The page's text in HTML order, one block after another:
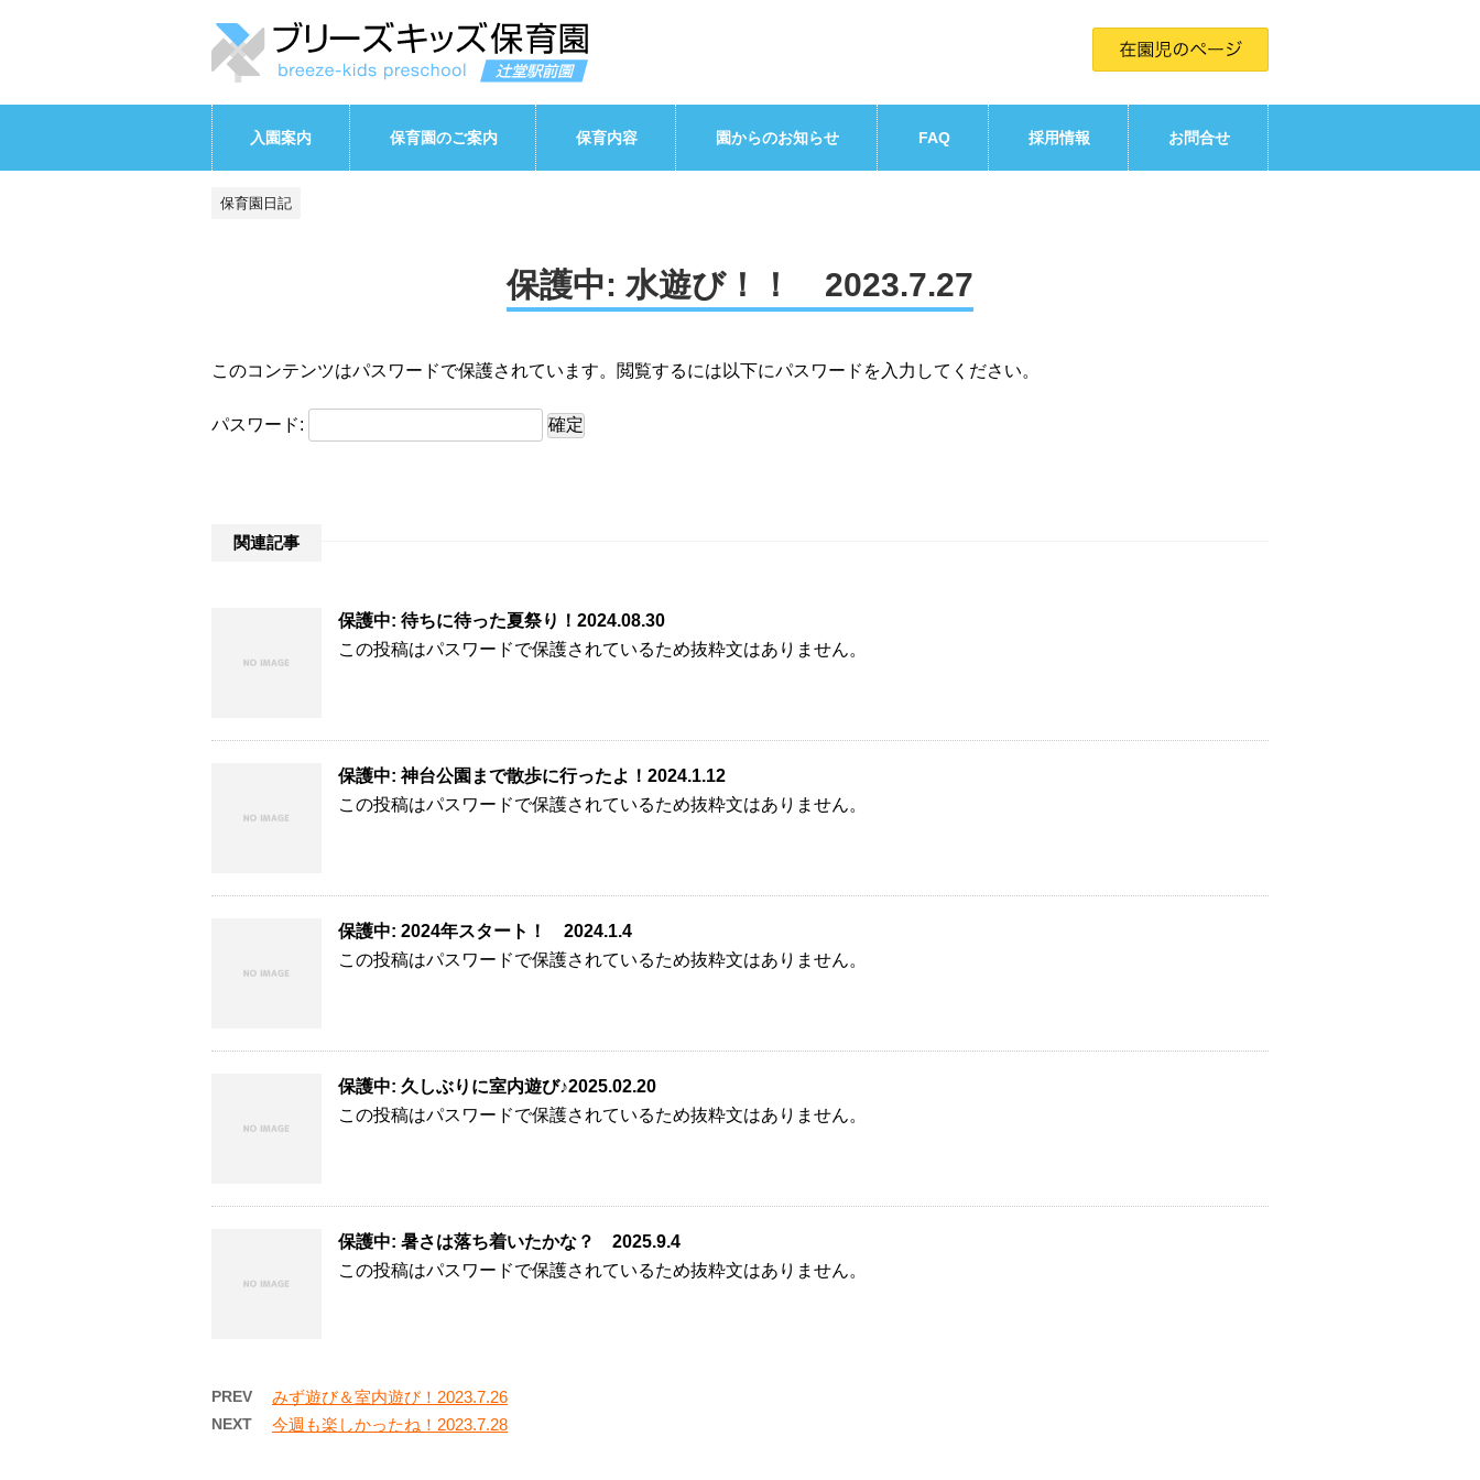
入園案内 保育園のご案内 保育内容 園からのお知らせ FAQ 採用情報 お問合せ
保育園日記
保護中: 水遊び！！ 2023.7.27
このコンテンツはパスワードで保護されています。閲覧するには以下にパスワードを入力してください。
パスワード:
関連記事
保護中: 待ちに待った夏祭り！2024.08.30
この投稿はパスワードで保護されているため抜粋文はありません。
保護中: 神台公園まで散歩に行ったよ！2024.1.12
この投稿はパスワードで保護されているため抜粋文はありません。
保護中: 2024年スタート！ 2024.1.4
この投稿はパスワードで保護されているため抜粋文はありません。
保護中: 久しぶりに室内遊び♪2025.02.20
この投稿はパスワードで保護されているため抜粋文はありません。
保護中: 暑さは落ち着いたかな？ 2025.9.4
この投稿はパスワードで保護されているため抜粋文はありません。
PREV みず遊び＆室内遊び！2023.7.26
NEXT 今週も楽しかったね！2023.7.28